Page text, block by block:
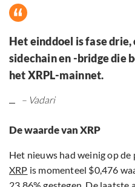
Het einddoel is fase
sidechain en -bridge die
het XRPL-mainnet.
– Vadari
De waarde van XRP
Het nieuws had weinig op de
XRP is momenteel $0,476